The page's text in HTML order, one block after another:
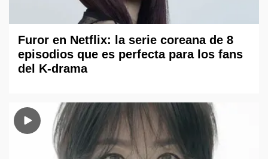
Furor en Netflix: la serie coreana de 8
episodios que es perfecta para los fans
del K-drama